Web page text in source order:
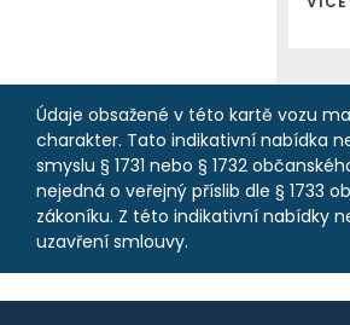
Údaje obsažené v této kartě vozu
charakter. Tato indikativní nabídka
smyslu § 1731 nebo § 1732
nejedná o veřejný příslib dle § 1733
zákoníku. Z této indikativní nabídky
uzavření smlouvy.